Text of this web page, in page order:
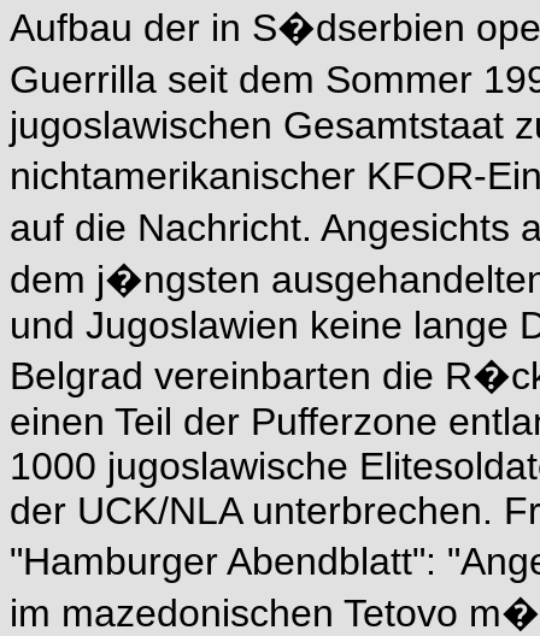
Aufbau der in S�dserbien
Guerrilla seit dem Sommer
jugoslawischen Gesamtstaat
nichtamerikanischer KFOR-
auf die Nachricht.
dem j�ngsten
und Jugoslawien keine lange
Belgrad vereinbarten die
einen Teil der Pufferzone
1000 jugoslawische
der UCK/NLA unterbrechen.
"Hamburger Abendblatt":
im mazedonischen Tetovo